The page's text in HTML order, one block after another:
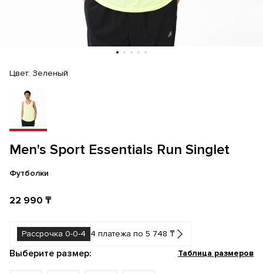
Men's Sport Essentials Run Singlet
Футболки
22 990 ₸
Рассрочка 0-0-4 4 платежа по 5 748 ₸
Цвет: Зеленый
Выберите размер: Таблица размеров